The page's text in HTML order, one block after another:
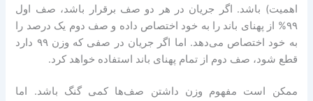
اهمیت) باشد. اگر جریان در هر دو صف برقرار باشد، صف اول
۹۹% از پهنای باند را به خود اختصاص داده و صف دوم یک درصد را
به خود اختصاص می‌دهد. اما اگر جریان در صفی که وزن ۹۹ دارد
قطع شود، صف دوم از تمام پهنای باند استفاده خواهد کرد.
ممکن است مفهوم وزن داشتن صف‌ها کمی گنگ باشد. اما